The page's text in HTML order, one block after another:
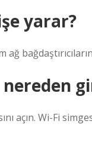
yarar?
ağ
nereden
açın. Wi-Fi